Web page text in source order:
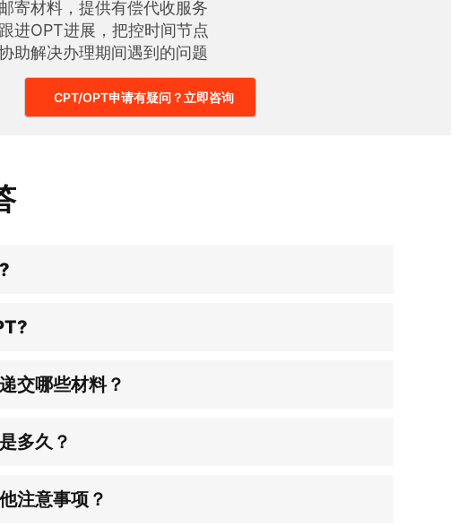
邮寄材料，提供有偿代收服务
跟进OPT进展，把控时间节点
助解决办理期间遇到的问题
CPT/OPT申请有疑问？立即咨询
交哪些材料？
多久？
注意事项？